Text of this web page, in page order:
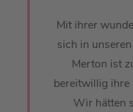
Mit ihrer
sich in
Merton ist
bereitwillig ihre
Wir hätten